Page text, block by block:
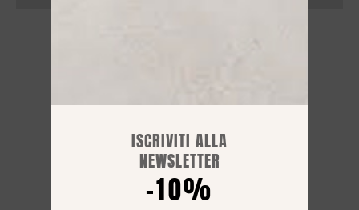
SPEDIZIONI GRATIS IN TUTTA ITALIA
Per le consegne in Italia
ISCRIVITI ALLA
NEWSLETTER
-10%